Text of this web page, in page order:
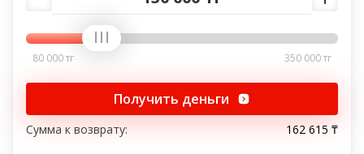
80 000 тг 350 000 тг
Получить деньги
Сумма к возврату: 162 615 ₸